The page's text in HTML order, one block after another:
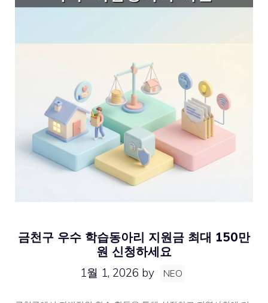
금천구 우수 학습동아리 지원금 최대 150만
원 신청하세요
1월 1, 2026 by NEO